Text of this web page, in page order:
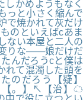
しかめようもなく
っと小さく縮んで
で焼かれて灰だけ
のといえばcあま
ない本屋と二人の
りな――娘だけだ
んだろうcと僕は
れて混濁した頭を
のだろう【疑】
【。】↖【治】☁